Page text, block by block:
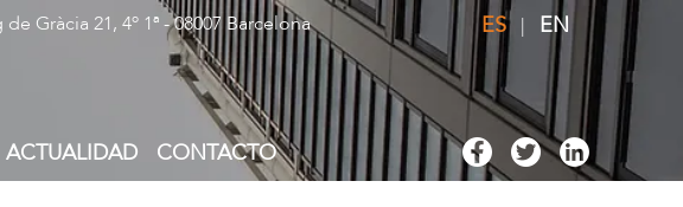
de Gràcia 21, 4º 1ª - 08007 Barcelona ES | EN
ACTUALIDAD CONTACTO